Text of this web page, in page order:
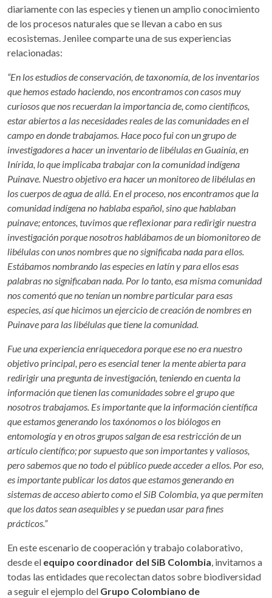
diariamente con las especies y tienen un amplio conocimiento
de los procesos naturales que se llevan a cabo en sus
ecosistemas. Jenilee comparte una de sus experiencias
relacionadas:
“En los estudios de conservación, de taxonomía, de los inventarios
que hemos estado haciendo, nos encontramos con casos muy
curiosos que nos recuerdan la importancia de, como científicos,
estar abiertos a las necesidades reales de las comunidades en el
campo en donde trabajamos. Hace poco fui con un grupo de
investigadores a hacer un inventario de libélulas en Guainía, en
Inírida, lo que implicaba trabajar con la comunidad indígena
Puinave. Nuestro objetivo era hacer un monitoreo de libélulas en
los cuerpos de agua de allá. En el proceso, nos encontramos que la
comunidad indígena no hablaba español, sino que hablaban
puinave; entonces, tuvimos que reflexionar para redirigir nuestra
investigación porque nosotros hablábamos de un biomonitoreo de
libélulas con unos nombres que no significaba nada para ellos.
Estábamos nombrando las especies en latín y para ellos esas
palabras no significaban nada. Por lo tanto, esa misma comunidad
nos comentó que no tenían un nombre particular para esas
especies, así que hicimos un ejercicio de creación de nombres en
Puinave para las libélulas que tiene la comunidad.
Fue una experiencia enriquecedora porque ese no era nuestro
objetivo principal, pero es esencial tener la mente abierta para
redirigir una pregunta de investigación, teniendo en cuenta la
información que tienen las comunidades sobre el grupo que
nosotros trabajamos. Es importante que la información científica
que estamos generando los taxónomos o los biólogos en
entomología y en otros grupos salgan de esa restricción de un
artículo científico; por supuesto que son importantes y valiosos,
pero sabemos que no todo el público puede acceder a ellos. Por eso,
es importante publicar los datos que estamos generando en
sistemas de acceso abierto como el SiB Colombia, ya que permiten
que los datos sean asequibles y se puedan usar para fines
prácticos.”
En este escenario de cooperación y trabajo colaborativo,
desde el equipo coordinador del SiB Colombia, invitamos a
todas las entidades que recolectan datos sobre biodiversidad
a seguir el ejemplo del Grupo Colombiano de